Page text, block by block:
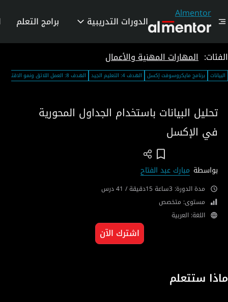
Almentor
الدورات التدريبية برامج التعلم
الفئات: المهارات المهنية والأعمال
البيانات برنامج مايكروسوفت إكسل الهدف 4: التعليم الجيد الهدف 8: العمل اللائق ونمو الاقتصاد
تحليل البيانات باستخدام الجداول المحورية
في الإكسل
بواسطة مبارك عبد الفتاح
مدة الدورة: 3ساعة 15دقيقة / 41 درس
مستوى: متخصص
اللغة: العربية
اشترك الآن
ماذا ستتعلم